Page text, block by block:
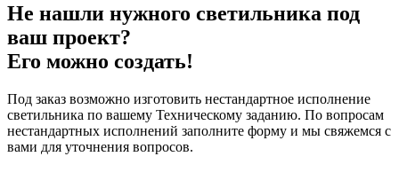
Не нашли нужного светильника под
ваш проект?
Его можно создать!
Под заказ возможно изготовить нестандартное исполнение
светильника по вашему Техническому заданию. По вопросам
нестандартных исполнений заполните форму и мы свяжемся с
вами для уточнения вопросов.